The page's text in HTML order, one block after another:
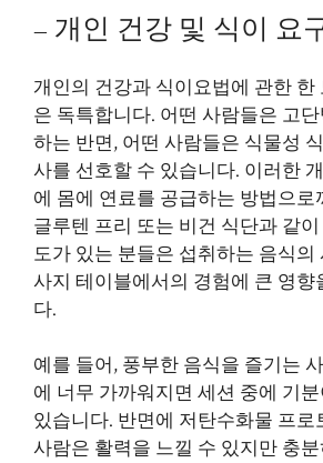
– 개인 건강 및 식이 요
개인의 건강과 식이요법에 관한 한
은 독특합니다. 어떤 사람들은 고
하는 반면, 어떤 사람들은 식물성
사를 선호할 수 있습니다. 이러한
에 몸에 연료를 공급하는 방법으로
글루텐 프리 또는 비건 식단과 같
도가 있는 분들은 섭취하는 음식의
사지 테이블에서의 경험에 큰 영향
다.
예를 들어, 풍부한 음식을 즐기는
에 너무 가까워지면 세션 중에 기
있습니다. 반면에 저탄수화물 프로
사람은 활력을 느낄 수 있지만 충